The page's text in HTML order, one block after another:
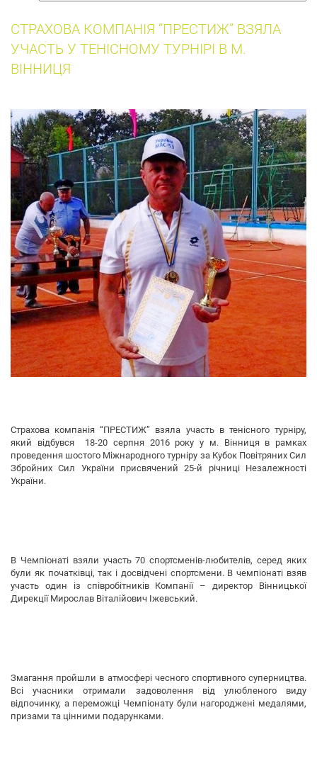
СТРАХОВА КОМПАНІЯ “ПРЕСТИЖ” ВЗЯЛА
УЧАСТЬ У ТЕНІСНОМУ ТУРНІРІ В М.
ВІННИЦЯ
Страхова компанія “ПРЕСТИЖ” взяла участь в тенісного турніру,
який відбувся 18-20 серпня 2016 року у м. Вінниця в рамках
проведення шостого Міжнародного турніру за Кубок Повітряних Сил
Збройних Сил України присвячений 25-й річниці Незалежності
України.
В Чемпіонаті взяли участь 70 спортсменів-любителів, серед яких
були як початківці, так і досвідчені спортсмени. В чемпіонаті взяв
участь один із співробітників Компанії – директор Вінницької
Дирекції Мирослав Віталійович Іжевський.
Змагання пройшли в атмосфері чесного спортивного суперництва.
Всі учасники отримали задоволення від улюбленого виду
відпочинку, а переможці Чемпіонату були нагороджені медалями,
призами та цінними подарунками.